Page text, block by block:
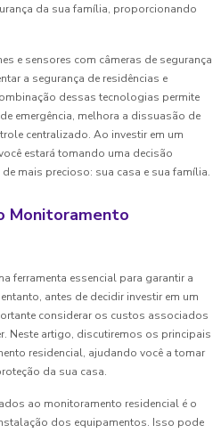
da sua família, proporcionando
e sensores com câmeras de segurança
a segurança de residências e
dessas tecnologias permite
emergência, melhora a dissuasão de
centralizado. Ao investir em um
estará tomando uma decisão
mais precioso: sua casa e sua família.
Monitoramento
ferramenta essencial para garantir a
antes de decidir investir em um
considerar os custos associados
Neste artigo, discutiremos os principais
residencial, ajudando você a tomar
da sua casa.
ao monitoramento residencial é o
dos equipamentos. Isso pode